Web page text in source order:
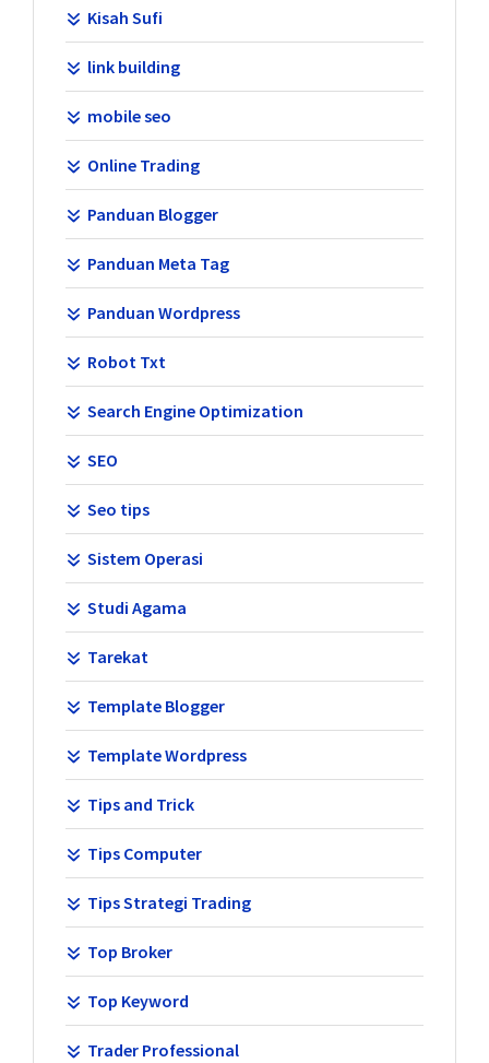
Kisah Sufi
link building
mobile seo
Online Trading
Panduan Blogger
Panduan Meta Tag
Panduan Wordpress
Robot Txt
Search Engine Optimization
SEO
Seo tips
Sistem Operasi
Studi Agama
Tarekat
Template Blogger
Template Wordpress
Tips and Trick
Tips Computer
Tips Strategi Trading
Top Broker
Top Keyword
Trader Professional